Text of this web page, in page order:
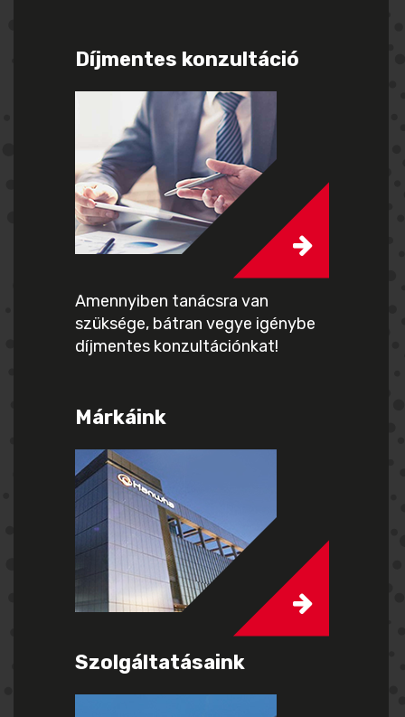
Díjmentes konzultáció
Amennyiben tanácsra van
szüksége, bátran vegye igénybe
díjmentes konzultációnkat!
Márkáink
Szolgáltatásaink